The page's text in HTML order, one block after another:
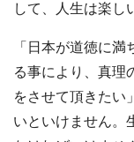
して、人生は楽し
「日本が道徳に
る事により、真理
をさせて頂きたい
いといけません。